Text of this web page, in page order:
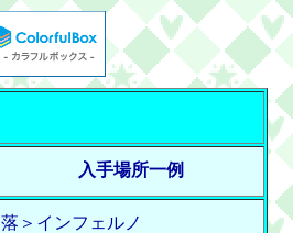
入手場所一例
落＞インフェルノ